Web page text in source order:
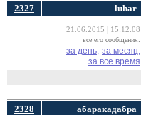
2327 luhar
21.06.2015 | 15:12:08
все его сообщения:
за день, за месяц,
за все время
2328 абаракадабра